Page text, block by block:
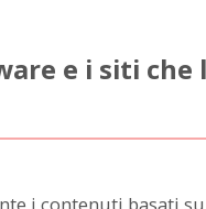
e i siti
i contenuti basati